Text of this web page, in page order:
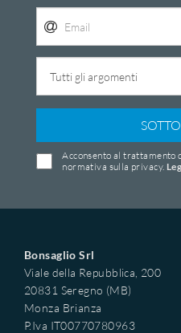
Acconsento al trattamento
normativa sulla privacy.
Bonsaglio Srl
Viale della Repubblica, 200
20831 Seregno (MB)
Monza Brianza
P.Iva IT00770780963